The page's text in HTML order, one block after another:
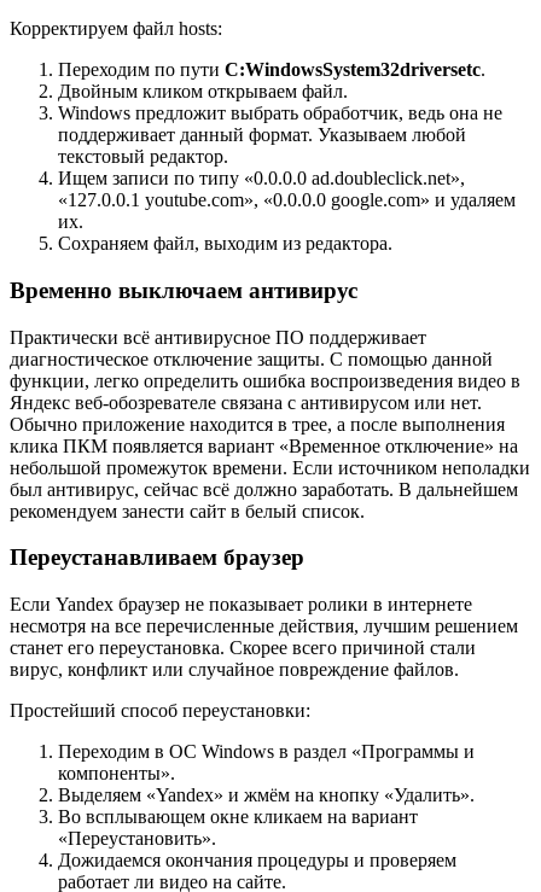
Корректируем файл hosts:
Переходим по пути C:WindowsSystem32driversetc.
Двойным кликом открываем файл.
Windows предложит выбрать обработчик, ведь она не
поддерживает данный формат. Указываем любой
текстовый редактор.
Ищем записи по типу «0.0.0.0 ad.doubleclick.net»,
«127.0.0.1 youtube.com», «0.0.0.0 google.com» и удаляем
их.
Сохраняем файл, выходим из редактора.
Временно выключаем антивирус
Практически всё антивирусное ПО поддерживает
диагностическое отключение защиты. С помощью данной
функции, легко определить ошибка воспроизведения видео в
Яндекс веб-обозревателе связана с антивирусом или нет.
Обычно приложение находится в трее, а после выполнения
клика ПКМ появляется вариант «Временное отключение» на
небольшой промежуток времени. Если источником неполадки
был антивирус, сейчас всё должно заработать. В дальнейшем
рекомендуем занести сайт в белый список.
Переустанавливаем браузер
Если Yandex браузер не показывает ролики в интернете
несмотря на все перечисленные действия, лучшим решением
станет его переустановка. Скорее всего причиной стали
вирус, конфликт или случайное повреждение файлов.
Простейший способ переустановки:
Переходим в ОС Windows в раздел «Программы и
компоненты».
Выделяем «Yandex» и жмём на кнопку «Удалить».
Во всплывающем окне кликаем на вариант
«Переустановить».
Дожидаемся окончания процедуры и проверяем
работает ли видео на сайте.